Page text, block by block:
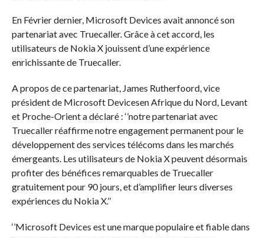
En Février dernier, Microsoft Devices avait annoncé son
partenariat avec Truecaller. Grâce à cet accord, les
utilisateurs de Nokia X jouissent d’une expérience
enrichissante de Truecaller.
A propos de ce partenariat, James Rutherfoord, vice
président de Microsoft Devicesen Afrique du Nord, Levant
et Proche-Orient a déclaré : ‘’notre partenariat avec
Truecaller réaffirme notre engagement permanent pour le
développement des services télécoms dans les marchés
émergeants. Les utilisateurs de Nokia X peuvent désormais
profiter des bénéfices remarquables de Truecaller
gratuitement pour 90 jours, et d’amplifier leurs diverses
expériences du Nokia X.’’
‘’Microsoft Devices est une marque populaire et fiable dans